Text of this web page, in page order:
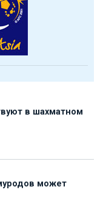
в шахматном
может